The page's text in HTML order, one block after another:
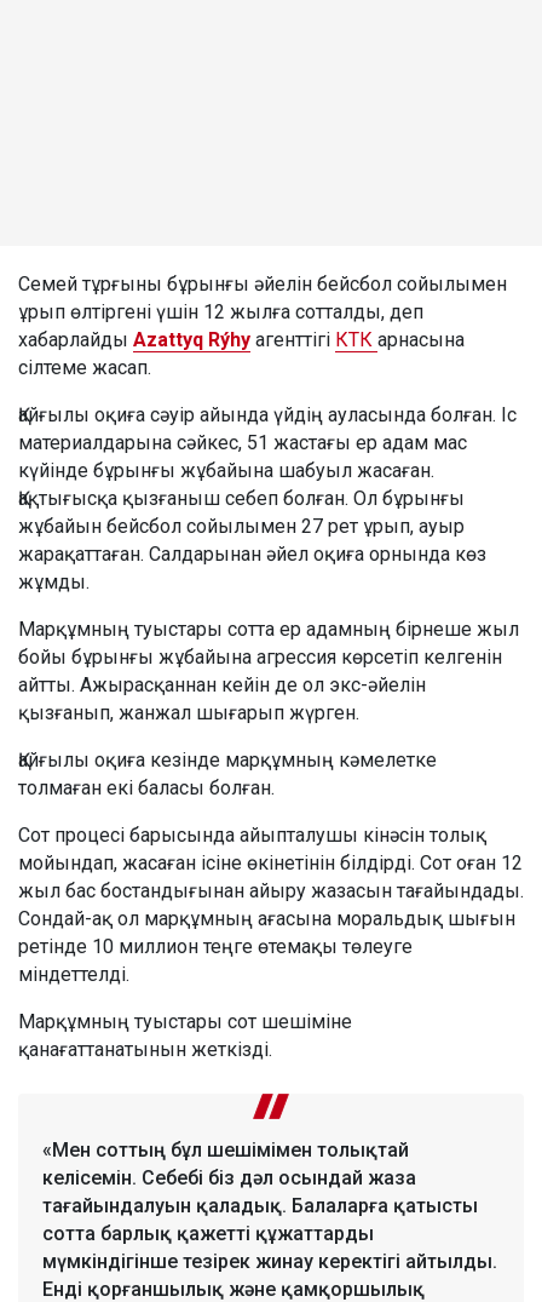
Семей тұрғыны бұрынғы әйелін бейсбол сойылымен
ұрып өлтіргені үшін 12 жылға сотталды, деп
хабарлайды Azattyq Rýhy агенттігі КТК арнасына
сілтеме жасап.
Қайғылы оқиға сәуір айында үйдің ауласында болған. Іс
материалдарына сәйкес, 51 жастағы ер адам мас
күйінде бұрынғы жұбайына шабуыл жасаған.
Қақтығысқа қызғаныш себеп болған. Ол бұрынғы
жұбайын бейсбол сойылымен 27 рет ұрып, ауыр
жарақаттаған. Салдарынан әйел оқиға орнында көз
жұмды.
Марқұмның туыстары сотта ер адамның бірнеше жыл
бойы бұрынғы жұбайына агрессия көрсетіп келгенін
айтты. Ажырасқаннан кейін де ол экс-әйелін
қызғанып, жанжал шығарып жүрген.
Қайғылы оқиға кезінде марқұмның кәмелетке
толмаған екі баласы болған.
Сот процесі барысында айыпталушы кінәсін толық
мойындап, жасаған ісіне өкінетінін білдірді. Сот оған 12
жыл бас бостандығынан айыру жазасын тағайындады.
Сондай-ақ ол марқұмның ағасына моральдық шығын
ретінде 10 миллион теңге өтемақы төлеуге
міндеттелді.
Марқұмның туыстары сот шешіміне
қанағаттанатынын жеткізді.
«Мен соттың бұл шешімімен толықтай
келісемін. Себебі біз дәл осындай жаза
тағайындалуын қаладық. Балаларға қатысты
сотта барлық қажетті құжаттарды
мүмкіндігінше тезірек жинау керектігі айтылды.
Енді қорғаншылық және қамқоршылық